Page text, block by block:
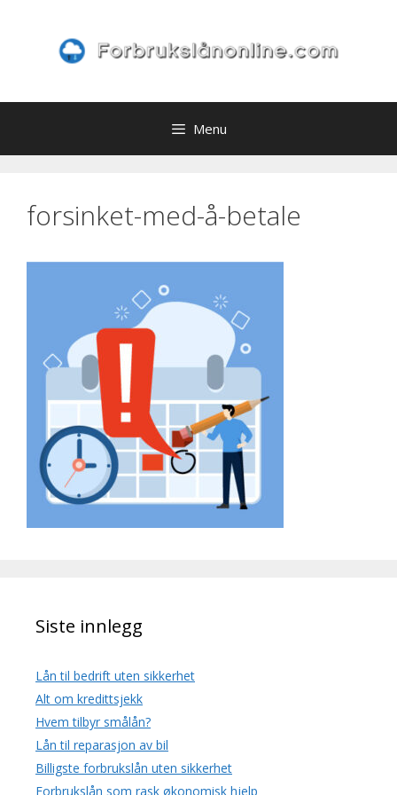
Menu
forsinket-med-å-betale
Siste innlegg
Lån til bedrift uten sikkerhet
Alt om kredittsjekk
Hvem tilbyr smålån?
Lån til reparasjon av bil
Billigste forbrukslån uten sikkerhet
Forbrukslån som rask økonomisk hjelp